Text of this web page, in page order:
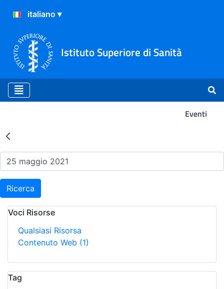
Istituto Superiore di Sanità
Eventi
Risultati della Ricerca -
Ricerca
Voci Risorse
Qualsiasi Risorsa
Contenuto Web (1)
Tag